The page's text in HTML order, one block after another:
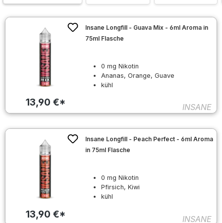
13,90 €*
Insane Longfill - Guava Mix - 6ml Aroma in
75ml Flasche
0 mg Nikotin
Ananas, Orange, Guave
kühl
INSANE
13,90 €*
Insane Longfill - Peach Perfect - 6ml Aroma
in 75ml Flasche
0 mg Nikotin
Pfirsich, Kiwi
kühl
INSANE